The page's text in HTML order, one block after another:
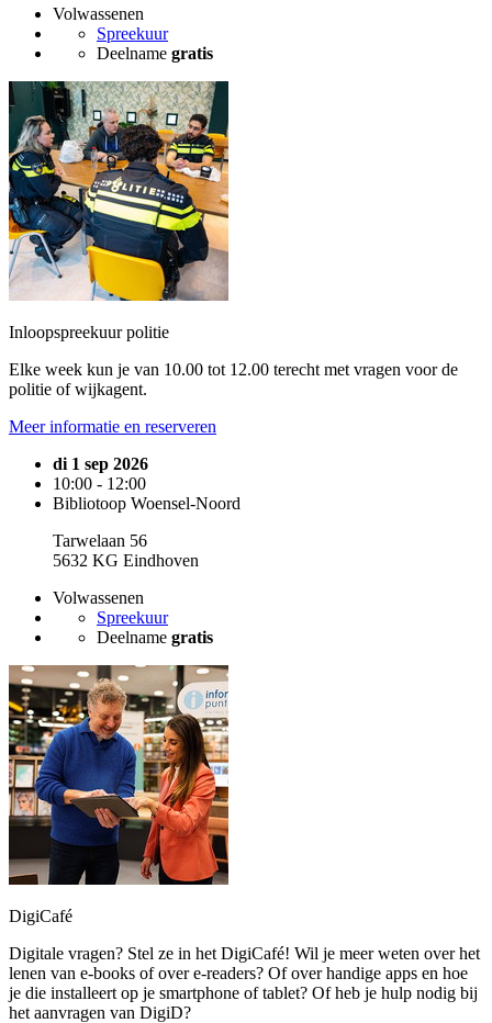
Volwassenen
Spreekuur
Deelname gratis
Inloopspreekuur politie
Elke week kun je van 10.00 tot 12.00 terecht met vragen voor de
politie of wijkagent.
Meer informatie en reserveren
di 1 sep 2026
10:00 - 12:00
Bibliotoop Woensel-Noord
Tarwelaan 56
5632 KG Eindhoven
Volwassenen
Spreekuur
Deelname gratis
DigiCafé
Digitale vragen? Stel ze in het DigiCafé! Wil je meer weten over het
lenen van e-books of over e-readers? Of over handige apps en hoe
je die installeert op je smartphone of tablet? Of heb je hulp nodig bij
het aanvragen van DigiD?